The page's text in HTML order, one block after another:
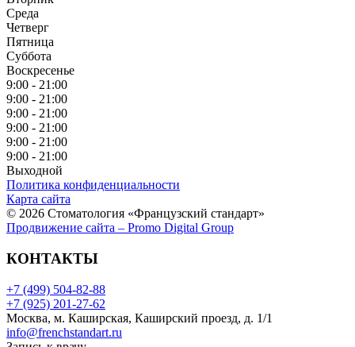
Среда
Четверг
Пятница
Суббота
Воскресенье
9:00 - 21:00
9:00 - 21:00
9:00 - 21:00
9:00 - 21:00
9:00 - 21:00
9:00 - 21:00
Выходной
Политика конфиденциальности
Карта сайта
© 2026 Стоматология «Французский стандарт»
Продвижение сайта – Promo Digital Group
КОНТАКТЫ
+7 (499) 504-82-88
+7 (925) 201-27-62
Москва, м. Каширская, Каширский проезд, д. 1/1
info@frenchstandart.ru